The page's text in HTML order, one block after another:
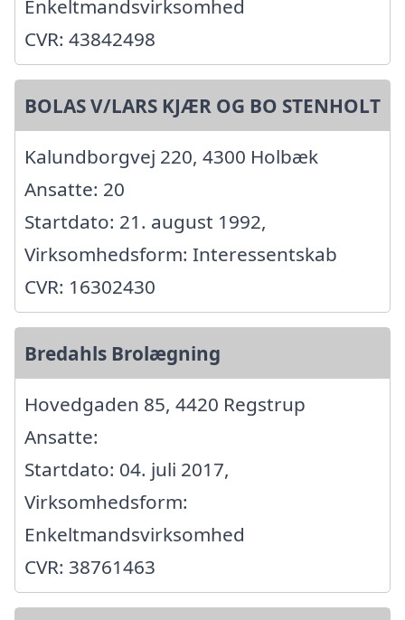
Enkeltmandsvirksomhed
CVR: 43842498
BOLAS V/LARS KJÆR OG BO STENHOLT
Kalundborgvej 220, 4300 Holbæk
Ansatte: 20
Startdato: 21. august 1992,
Virksomhedsform: Interessentskab
CVR: 16302430
Bredahls Brolægning
Hovedgaden 85, 4420 Regstrup
Ansatte:
Startdato: 04. juli 2017,
Virksomhedsform:
Enkeltmandsvirksomhed
CVR: 38761463